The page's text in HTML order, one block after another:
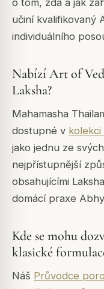
učiní kvalifikovaný
individuálního
Nabízí Art of
Laksha?
Mahamasha
dostupné v kolekci
jako jednu ze
nejpřístupnější
obsahujícími
domácí praxe
Kde se mohu
klasické
Náš Průvodce